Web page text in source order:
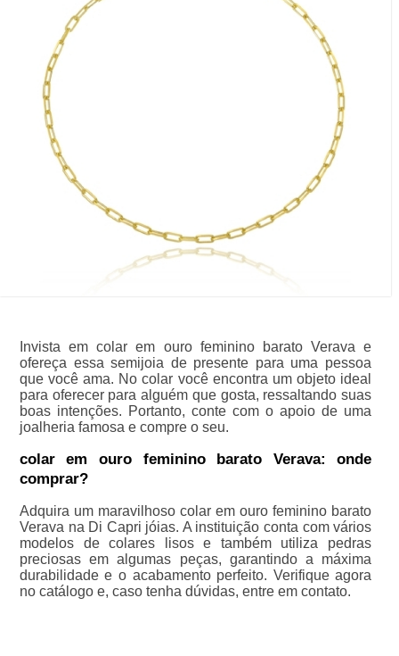
Invista em colar em ouro feminino barato Verava e
ofereça essa semijoia de presente para uma pessoa
que você ama. No colar você encontra um objeto ideal
para oferecer para alguém que gosta, ressaltando suas
boas intenções. Portanto, conte com o apoio de uma
joalheria famosa e compre o seu.
colar em ouro feminino barato Verava: onde
comprar?
Adquira um maravilhoso colar em ouro feminino barato
Verava na Di Capri jóias. A instituição conta com vários
modelos de colares lisos e também utiliza pedras
preciosas em algumas peças, garantindo a máxima
durabilidade e o acabamento perfeito. Verifique agora
no catálogo e, caso tenha dúvidas, entre em contato.